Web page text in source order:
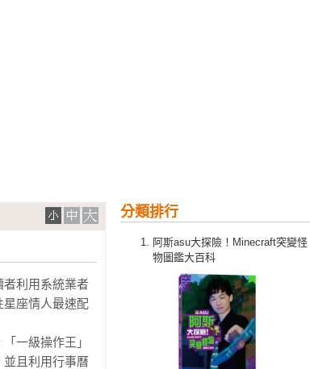
分類排行
阿斯asu大探險！Minecraft突變怪
物圖鑑大百科
者利用系統業者
座情人最速配
一級操作王」
且利用行事曆